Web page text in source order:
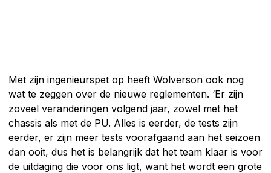
Met zijn ingenieurspet op heeft Wolverson ook nog
wat te zeggen over de nieuwe reglementen. ‘Er zijn
zoveel veranderingen volgend jaar, zowel met het
chassis als met de PU. Alles is eerder, de tests zijn
eerder, er zijn meer tests voorafgaand aan het seizoen
dan ooit, dus het is belangrijk dat het team klaar is voor
de uitdaging die voor ons ligt, want het wordt een grote